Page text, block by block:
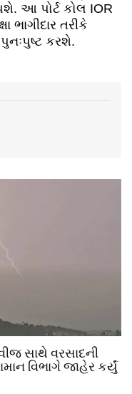
આ પોર્ટ કોલ IOR
ભાગીદાર તરીકે
કરશે.
સાથે વરસાદની
વિભાગે જાહેર કર્યું